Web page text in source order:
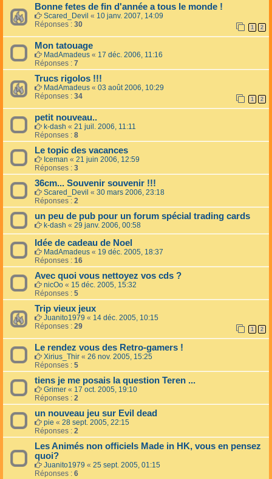
Bonne fetes de fin d'année a tous le monde !
Scared_Devil « 10 janv. 2007, 14:09
Réponses : 30 1 2
Mon tatouage
MadAmadeus « 17 déc. 2006, 11:16
Réponses : 7
Trucs rigolos !!!
MadAmadeus « 03 août 2006, 10:29
Réponses : 34 1 2
petit nouveau..
k-dash « 21 juil. 2006, 11:11
Réponses : 8
Le topic des vacances
Iceman « 21 juin 2006, 12:59
Réponses : 3
36cm... Souvenir souvenir !!!
Scared_Devil « 30 mars 2006, 23:18
Réponses : 2
un peu de pub pour un forum spécial trading cards
k-dash « 29 janv. 2006, 00:58
Idée de cadeau de Noel
MadAmadeus « 19 déc. 2005, 18:37
Réponses : 16
Avec quoi vous nettoyez vos cds ?
nicOo « 15 déc. 2005, 15:32
Réponses : 5
Trip vieux jeux
Juanito1979 « 14 déc. 2005, 10:15
Réponses : 29 1 2
Le rendez vous des Retro-gamers !
Xirius_Thir « 26 nov. 2005, 15:25
Réponses : 5
tiens je me posais la question Teren ...
Grimer « 17 oct. 2005, 19:10
Réponses : 2
un nouveau jeu sur Evil dead
pie « 28 sept. 2005, 22:15
Réponses : 2
Les Animés non officiels Made in HK, vous en pensez
quoi?
Juanito1979 « 25 sept. 2005, 01:15
Réponses : 6